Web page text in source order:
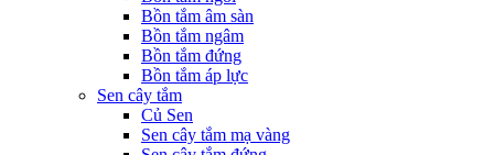
Bồn tắm âm sàn
Bồn tắm ngâm
Bồn tắm đứng
Bồn tắm áp lực
Sen cây tắm
Củ Sen
Sen cây tắm mạ vàng